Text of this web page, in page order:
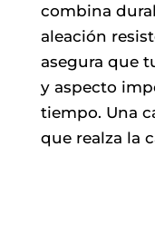
combina
aleación
asegura que
y aspecto
tiempo. Una
que realza la